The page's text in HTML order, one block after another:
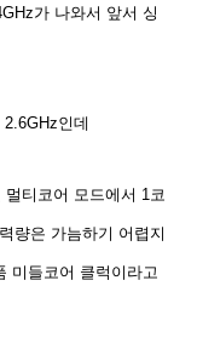
가 나와서 앞서 싱
인데
티코어 모드에서 1코
량은 가늠하기 어렵지
미들코어 클럭이라고